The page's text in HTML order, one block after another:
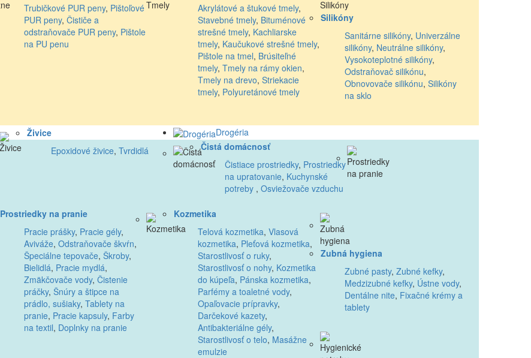
Trubičkové PUR peny, Pištoľové
PUR peny, Čističe a
odstraňovače PUR peny, Pištole
na PU penu
Akrylátové a štukové tmely,
Stavebné tmely, Bituménové
strešné tmely, Kachliarske
tmely, Kaučukové strešné tmely,
Pištole na tmel, Brúsiteľné
tmely, Tmely na rámy okien,
Tmely na drevo, Striekacie
tmely, Polyuretánové tmely
Silikóny
Sanitárne silikóny, Univerzálne
silikóny, Neutrálne silikóny,
Vysokoteplotné silikóny,
Odstraňovač silikónu,
Obnovovače silikónu, Silikóny
na sklo
Živice
Epoxidové živice, Tvrdidlá
Drogéria
Čistá domácnosť
Čistiace prostriedky, Prostriedky
na upratovanie, Kuchynské
potreby , Osviežovače vzduchu
Prostriedky na pranie
Pracie prášky, Pracie gély,
Aviváže, Odstraňovače škvŕn,
Špeciálne tepovače, Škroby,
Bielidlá, Pracie mydlá,
Zmäkčovače vody, Čistenie
práčky, Šnúry a štipce na
prádlo, sušiaky, Tablety na
pranie, Pracie kapsuly, Farby
na textil, Doplnky na pranie
Kozmetika
Telová kozmetika, Vlasová
kozmetika, Pleťová kozmetika,
Starostlivosť o ruky,
Starostlivosť o nohy, Kozmetika
do kúpeľa, Pánska kozmetika,
Parfémy a toaletné vody,
Opaľovacie prípravky,
Darčekové kazety,
Antibakteriálne gély,
Starostlivosť o telo, Masážne
emulzie
Zubná hygiena
Zubné pasty, Zubné kefky,
Medzizubné kefky, Ústne vody,
Dentálne nite, Fixačné krémy a
tablety